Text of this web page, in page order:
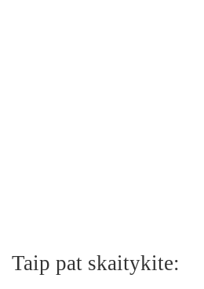
Taip pat skaitykite: